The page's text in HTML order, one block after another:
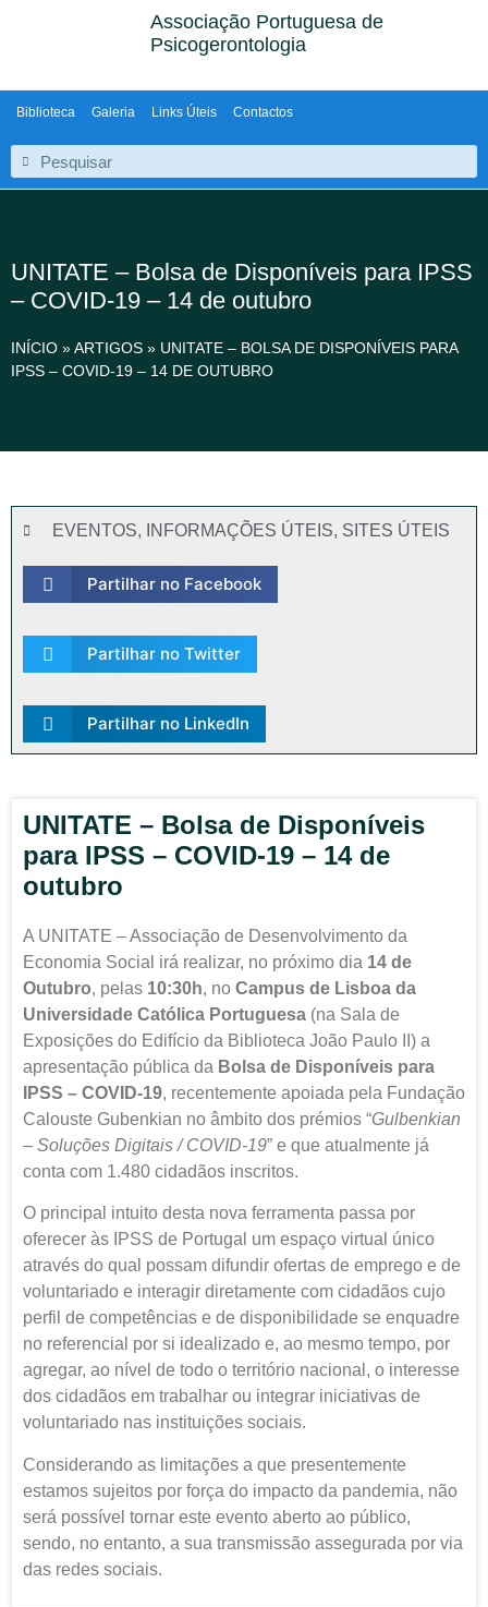
Associação Portuguesa de
Psicogerontologia
Biblioteca Galeria Links Úteis Contactos
UNITATE – Bolsa de Disponíveis para IPSS
– COVID-19 – 14 de outubro
INÍCIO »ARTIGOS » UNITATE – BOLSA DE DISPONÍVEIS PARA
IPSS – COVID-19 – 14 DE OUTUBRO
EVENTOS, INFORMAÇÕES ÚTEIS, SITES ÚTEIS
Partilhar no Facebook
Partilhar no Twitter
Partilhar no LinkedIn
UNITATE – Bolsa de Disponíveis
para IPSS – COVID-19 – 14 de
outubro
A UNITATE – Associação de Desenvolvimento da
Economia Social irá realizar, no próximo dia 14 de
Outubro, pelas 10:30h, no Campus de Lisboa da
Universidade Católica Portuguesa (na Sala de
Exposições do Edifício da Biblioteca João Paulo II) a
apresentação pública da Bolsa de Disponíveis para
IPSS – COVID-19, recentemente apoiada pela Fundação
Calouste Gubenkian no âmbito dos prémios “Gulbenkian
– Soluções Digitais / COVID-19” e que atualmente já
conta com 1.480 cidadãos inscritos.
O principal intuito desta nova ferramenta passa por
oferecer às IPSS de Portugal um espaço virtual único
através do qual possam difundir ofertas de emprego e de
voluntariado e interagir diretamente com cidadãos cujo
perfil de competências e de disponibilidade se enquadre
no referencial por si idealizado e, ao mesmo tempo, por
agregar, ao nível de todo o território nacional, o interesse
dos cidadãos em trabalhar ou integrar iniciativas de
voluntariado nas instituições sociais.
Considerando as limitações a que presentemente
estamos sujeitos por força do impacto da pandemia, não
será possível tornar este evento aberto ao público,
sendo, no entanto, a sua transmissão assegurada por via
das redes sociais.